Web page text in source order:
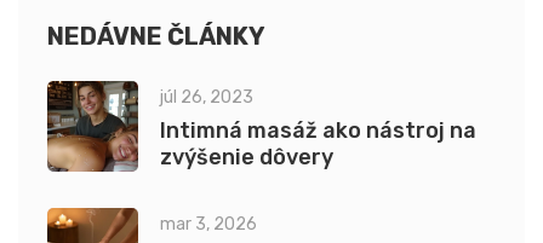
NEDÁVNE ČLÁNKY
júl 26, 2023
Intimná masáž ako nástroj na
zvýšenie dôvery
mar 3, 2026